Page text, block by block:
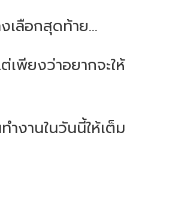
เลือกสุดท้าย...
เพียงว่าอยากจะให้
ำงานในวันนี้ให้เต็ม